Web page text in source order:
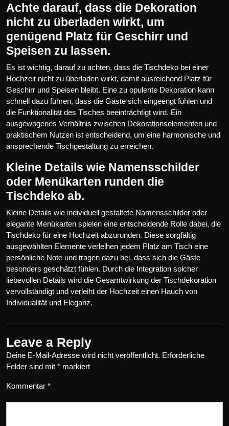
Achte darauf, dass die Dekoration
nicht zu überladen wirkt, um
genügend Platz für Geschirr und
Speisen zu lassen.
Es ist wichtig, darauf zu achten, dass die Tischdeko bei einer
Hochzeit nicht zu überladen wirkt, damit ausreichend Platz für
Geschirr und Speisen bleibt. Eine zu opulente Dekoration kann
schnell dazu führen, dass die Gäste sich eingeengt fühlen und
die Funktionalität des Tisches beeinträchtigt wird. Ein
ausgewogenes Verhältnis zwischen Dekorationselementen und
praktischem Nutzen ist entscheidend, um eine harmonische und
ansprechende Tischgestaltung zu erreichen.
Kleine Details wie Namensschilder
oder Menükarten runden die
Tischdeko ab.
Kleine Details wie individuell gestaltete Namensschilder oder
elegante Menükarten spielen eine entscheidende Rolle dabei, die
Tischdeko für eine Hochzeit abzurunden. Diese sorgfältig
ausgewählten Elemente verleihen jedem Platz am Tisch eine
persönliche Note und tragen dazu bei, dass sich die Gäste
besonders geschätzt fühlen. Durch die Integration solcher
liebevollen Details wird die Gesamtwirkung der Tischdekoration
vervollständigt und verleiht der Hochzeit einen Hauch von
Individualität und Eleganz.
Leave a Reply
Deine E-Mail-Adresse wird nicht veröffentlicht. Erforderliche
Felder sind mit * markiert
Kommentar *